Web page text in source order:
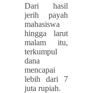
Dari hasil
jerih payah
mahasiswa
hingga larut
malam itu,
terkumpul
dana
mencapai
lebih dari 7
juta rupiah.